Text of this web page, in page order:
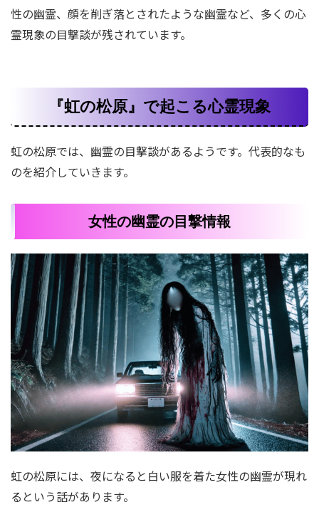
性の幽霊、顔を削ぎ落とされたような幽霊など、多くの心
霊現象の目撃談が残されています。
『虹の松原』で起こる心霊現象
虹の松原では、幽霊の目撃談があるようです。代表的なも
のを紹介していきます。
女性の幽霊の目撃情報
虹の松原には、夜になると白い服を着た女性の幽霊が現れ
るという話があります。